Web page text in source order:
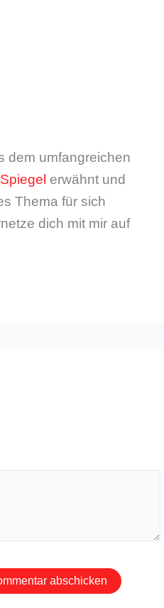
dem umfangreichen
Spiegel erwähnt und
Thema für sich
dich mit mir auf